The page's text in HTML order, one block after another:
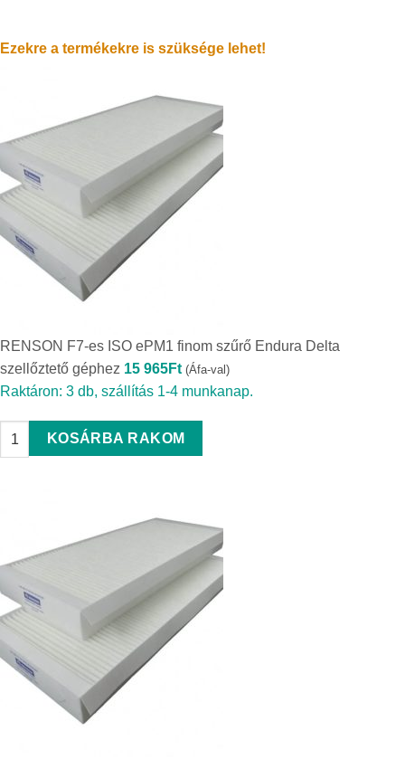
Ezekre a termékekre is szüksége lehet!
RENSON F7-es ISO ePM1 finom szűrő Endura Delta
szellőztető géphez 15 965Ft (Áfa-val)
Raktáron: 3 db, szállítás 1-4 munkanap.
RENSON F7-es ISO ePM1 finom szűrő Endura Delta szellőztető
KOSÁRBA RAKOM